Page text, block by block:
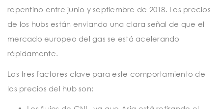
repentino entre junio y septiembre de 2018. Los precios
de los hubs están enviando una clara señal de que el
mercado europeo del gas se está acelerando
rápidamente.
Los tres factores clave para este comportamiento de
los precios del hub son: